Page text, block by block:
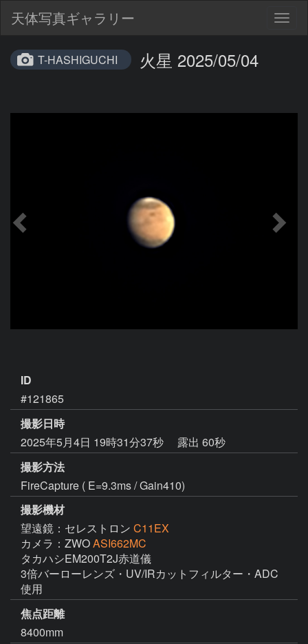
天体写真ギャラリー
T-HASHIGUCHI 火星 2025/05/04
ID
#121865
撮影日時
2025年5月4日 19時31分37秒
露出 60秒
撮影方法
FireCapture ( E=9.3ms / Gain410)
撮影機材
望遠鏡：セレストロン C11EX
カメラ：ZWOASI662MC
タカハシEM200T2J赤道儀
3倍バーローレンズ・UV/IRカットフィルター・ADC
使用
焦点距離
8400mm